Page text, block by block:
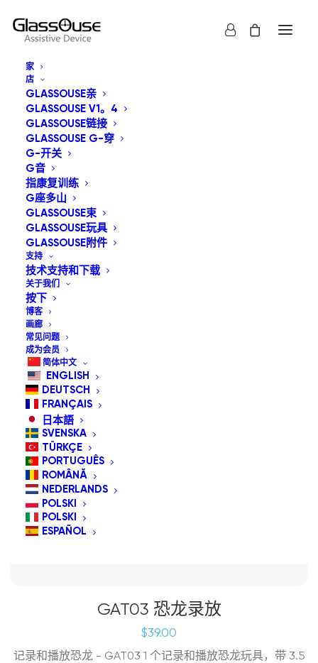
家
店
GLASSOUSE亲
GLASSOUSE V1。4
GLASSOUSE链接
GLASSOUSE G-穿
G-开关
G音
指康复训练
G座多山
GLASSOUSE束
GLASSOUSE玩具
GLASSOUSE附件
支持
技术支持和下载
关于我们
按下
博客
画廊
常见问题
成为会员
简体中文
ENGLISH
DEUTSCH
FRANÇAIS
日本語
SVENSKA
TÜRKÇE
PORTUGUÊS
ROMÂNĂ
NEDERLANDS
POLSKI
POLSKI
ESPAÑOL
GAT03 恐龙录放
$39.00
记录和播放恐龙 - GAT03 1 个记录和播放恐龙玩具，带 3.5